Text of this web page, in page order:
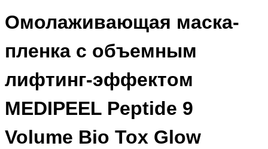
Омолаживающая маска-
пленка с объемным
лифтинг-эффектом
MEDIPEEL Peptide 9
Volume Bio Tox Glow